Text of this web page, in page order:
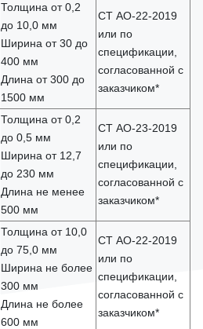
Толщина от 0,2
до 10,0 мм
Ширина от 30 до
400 мм
Длина от 300 до
1500 мм
СТ АО-22-2019
или по
спецификации,
согласованной с
заказчиком*
Толщина от 0,2
до 0,5 мм
Ширина от 12,7
до 230 мм
Длина не менее
500 мм
СТ АО-23-2019
или по
спецификации,
согласованной с
заказчиком*
Толщина от 10,0
до 75,0 мм
Ширина не более
300 мм
Длина не более
600 мм
СТ АО-22-2019
или по
спецификации,
согласованной с
заказчиком*